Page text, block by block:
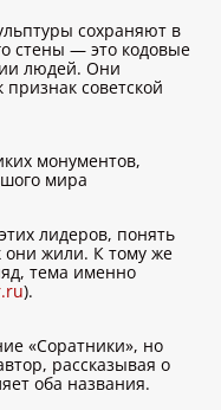
сохраняют в
стены — это кодовые
людей. Они
советской
монументов,
мира
лидеров, понять
они жили. К тому же
тема именно
).
«Соратники», но
рассказывая о
оба названия.